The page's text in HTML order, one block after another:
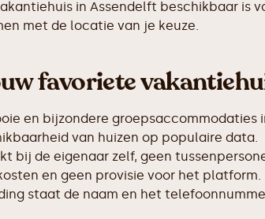
in Assendelft beschikbaar is
met de locatie van je keuze.
favoriete
en bijzondere groepsaccommodaties
van huizen op populaire data.
bij de eigenaar zelf, geen
en geen provisie voor het platform.
staat de naam en het